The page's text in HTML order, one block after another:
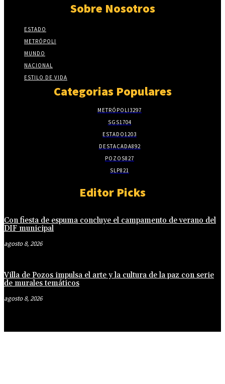
Sobre Nosotros
ESTADO
METRÓPOLI
MUNDO
NACIONAL
ESTILO DE VIDA
Categorias Populares
METRÓPOLI3297
SGS1704
ESTADO1203
DESTACADA892
POZOS827
SLP821
Editor Picks
Con fiesta de espuma concluye el campamento de verano del
DIF municipal
agosto 8, 2026
Villa de Pozos impulsa el arte y la cultura de la paz con serie
de murales temáticos
agosto 8, 2026